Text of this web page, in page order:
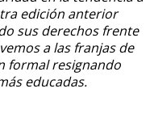
edición anterior
sus derechos frente
a las franjas de
formal resignando
educadas.